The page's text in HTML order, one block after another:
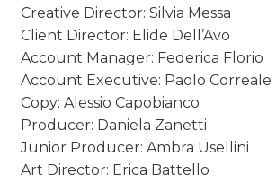
Creative Director: Silvia Messa
Client Director: Elide Dell’Avo
Account Manager: Federica Florio
Account Executive: Paolo Correale
Copy: Alessio Capobianco
Producer: Daniela Zanetti
Junior Producer: Ambra Usellini
Art Director: Erica Battello